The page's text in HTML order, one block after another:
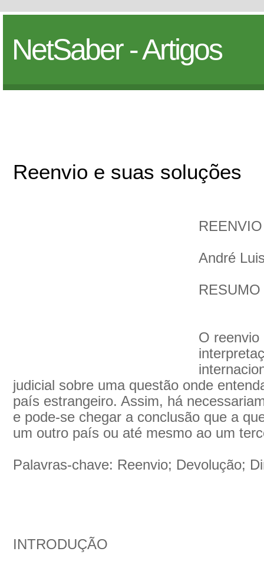
NetSaber - Artigos
Reenvio e suas soluções
André
RESUMO
O reenvio
judicial sobre uma questão onde
país estrangeiro. Assim, há
e pode-se chegar a conclusão que a
um outro país ou até mesmo ao um
Palavras-chave: Reenvio; Devolução;
INTRODUÇÃO